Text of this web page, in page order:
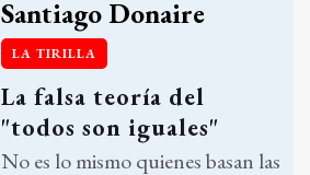
Santiago Donaire
LA TIRILLA
La falsa teoría del
"todos son iguales"
No es lo mismo quienes basan las